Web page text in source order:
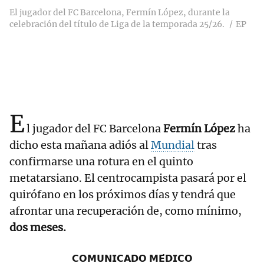
El jugador del FC Barcelona, Fermín López, durante la
celebración del título de Liga de la temporada 25/26.
EP
El jugador del FC BarcelonaFermín Lópezha
dicho esta mañana adiós alMundialtras
confirmarse una rotura en el quinto
metatarsiano. El centrocampista pasará por el
quirófano en los próximos días y tendrá que
afrontar una recuperación de, como mínimo,
dos meses.
𝗖𝗢𝗠𝗨𝗡𝗜𝗖𝗔𝗗𝗢 𝗠𝗘́𝗗𝗜𝗖𝗢